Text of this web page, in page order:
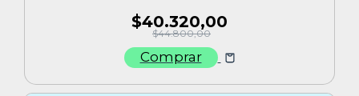
$40.320,00
$44.800,00
Comprar